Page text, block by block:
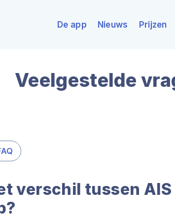
De app Nieuws Prijzen
Veelgestelde
verschil tussen AIS